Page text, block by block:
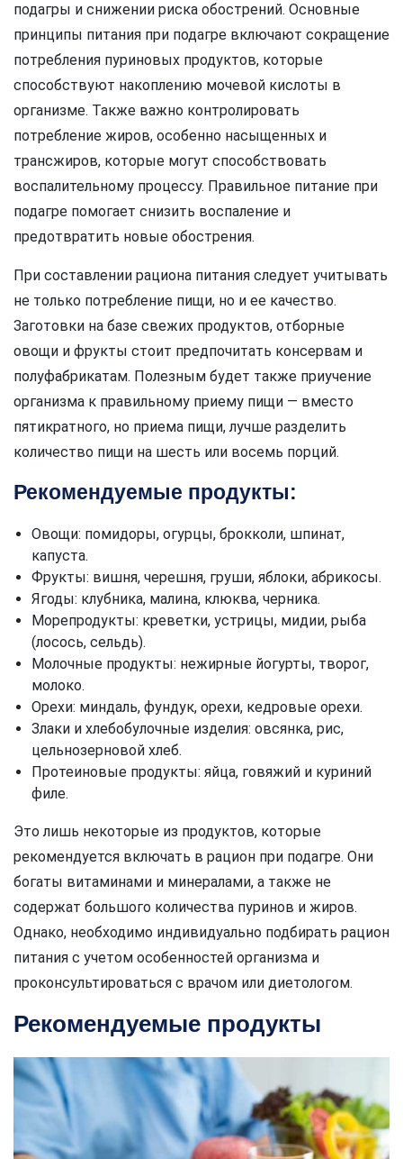
подагры и снижении риска обострений. Основные
принципы питания при подагре включают сокращение
потребления пуриновых продуктов, которые
способствуют накоплению мочевой кислоты в
организме. Также важно контролировать
потребление жиров, особенно насыщенных и
трансжиров, которые могут способствовать
воспалительному процессу. Правильное питание при
подагре помогает снизить воспаление и
предотвратить новые обострения.
При составлении рациона питания следует учитывать
не только потребление пищи, но и ее качество.
Заготовки на базе свежих продуктов, отборные
овощи и фрукты стоит предпочитать консервам и
полуфабрикатам. Полезным будет также приучение
организма к правильному приему пищи — вместо
пятикратного, но приема пищи, лучше разделить
количество пищи на шесть или восемь порций.
Рекомендуемые продукты:
Овощи: помидоры, огурцы, брокколи, шпинат,
капуста.
Фрукты: вишня, черешня, груши, яблоки, абрикосы.
Ягоды: клубника, малина, клюква, черника.
Морепродукты: креветки, устрицы, мидии, рыба
(лосось, сельдь).
Молочные продукты: нежирные йогурты, творог,
молоко.
Орехи: миндаль, фундук, орехи, кедровые орехи.
Злаки и хлебобулочные изделия: овсянка, рис,
цельнозерновой хлеб.
Протеиновые продукты: яйца, говяжий и куриний
филе.
Это лишь некоторые из продуктов, которые
рекомендуется включать в рацион при подагре. Они
богаты витаминами и минералами, а также не
содержат большого количества пуринов и жиров.
Однако, необходимо индивидуально подбирать рацион
питания с учетом особенностей организма и
проконсультироваться с врачом или диетологом.
Рекомендуемые продукты